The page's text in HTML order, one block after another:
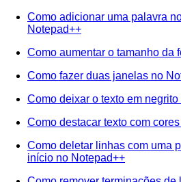
Como adicionar uma palavra
Notepad++
Como aumentar o tamanho da
Como fazer duas janelas no
Como deixar o texto em
Como destacar texto com
Como deletar linhas com uma
início no Notepad++